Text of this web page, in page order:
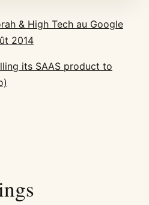
& High Tech au Google
2014
its SAAS product to